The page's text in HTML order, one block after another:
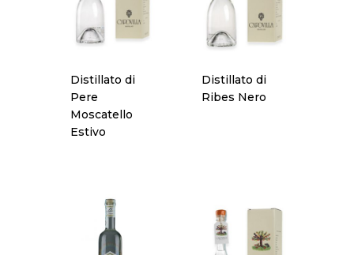
Distillato di
Pere
Moscatello
Estivo
Distillato di
Ribes Nero